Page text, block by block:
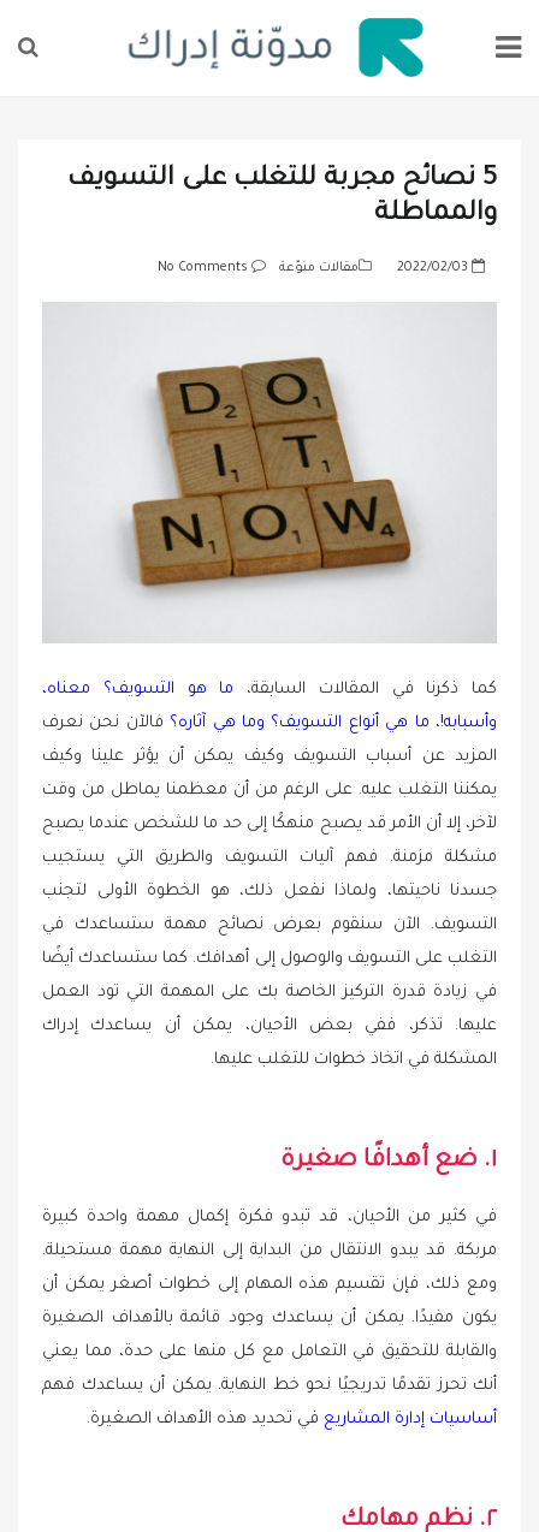
5 نصائح مجربة للتغلب على التسويف
والمماطلة
P
2022/02/03 مقالات منوّعة No Comments
كما ذكرنا في المقالات السابقة، ما هو التسويف؟ معناه،
وأسبابه!، ما هي أنواع التسويف؟ وما هي آثاره؟ فالآن نحن نعرف
المزيد عن أسباب التسويف وكيف يمكن أن يؤثر علينا وكيف
يمكننا التغلب عليه. على الرغم من أن معظمنا يماطل من وقت
لآخر، إلا أن الأمر قد يصبح منهكًا إلى حد ما للشخص عندما يصبح
مشكلة مزمنة. فهم آليات التسويف والطريق التي يستجيب
جسدنا ناحيتها، ولماذا نفعل ذلك، هو الخطوة الأولى لتجنب
التسويف. الآن سنقوم بعرض نصائح مهمة ستساعدك في
التغلب على التسويف والوصول إلى أهدافك. كما ستساعدك أيضًا
في زيادة قدرة التركيز الخاصة بك على المهمة التي تود العمل
عليها. تذكر، ففي بعض الأحيان، يمكن أن يساعدك إدراك
المشكلة في اتخاذ خطوات للتغلب عليها.
١. ضع أهدافًا صغيرة
في كثير من الأحيان، قد تبدو فكرة إكمال مهمة واحدة كبيرة
مربكة. قد يبدو الانتقال من البداية إلى النهاية مهمة مستحيلة.
ومع ذلك، فإن تقسيم هذه المهام إلى خطوات أصغر يمكن أن
يكون مفيدًا. يمكن أن يساعدك وجود قائمة بالأهداف الصغيرة
والقابلة للتحقيق في التعامل مع كل منها على حدة، مما يعني
أنك تحرز تقدمًا تدريجيًا نحو خط النهاية. يمكن أن يساعدك فهم
أساسيات إدارة المشاريع في تحديد هذه الأهداف الصغيرة.
٢. نظم مهامك